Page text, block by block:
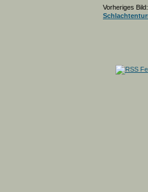
Vorheriges Bild: